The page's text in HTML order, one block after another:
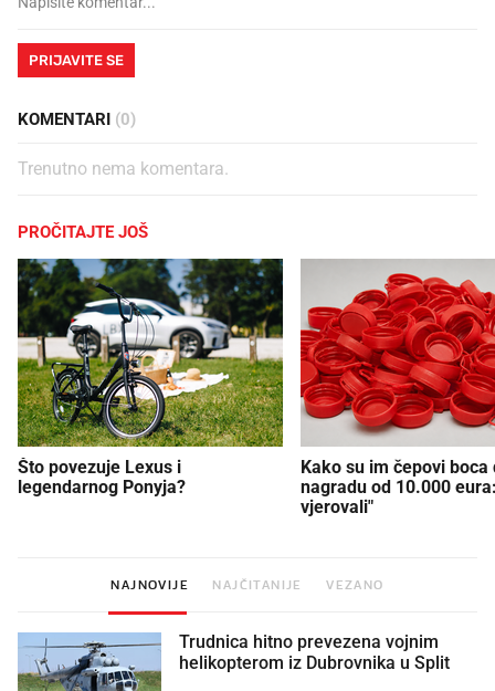
PRIJAVITE SE
KOMENTARI (0)
Trenutno nema komentara.
PROČITAJTE JOŠ
Što povezuje Lexus i
legendarnog Ponyja?
Kako su im čepovi boca
nagradu od 10.000
vjerovali"
NAJNOVIJE NAJČITANIJE VEZANO
Trudnica hitno prevezena vojnim
helikopterom iz Dubrovnika u Split